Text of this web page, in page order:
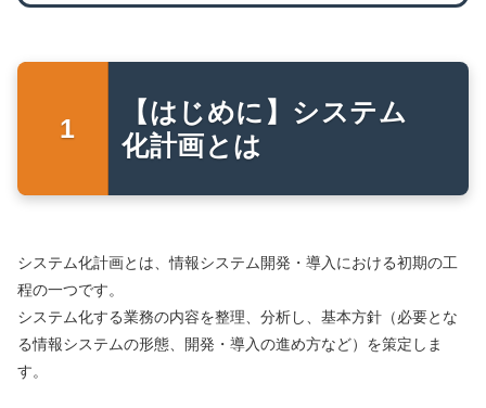
【はじめに】システム
化計画とは
システム化計画とは、情報システム開発・導入における初期の工
程の一つです。
システム化する業務の内容を整理、分析し、基本方針（必要とな
る情報システムの形態、開発・導入の進め方など）を策定しま
す。